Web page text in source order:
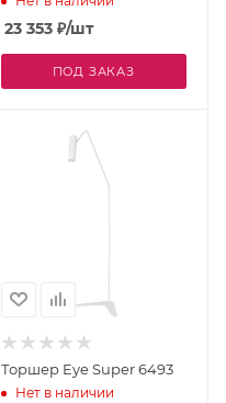
23 353₽/шт
ПОД ЗАКАЗ
Торшер Eye Super 6493
Нет в наличии